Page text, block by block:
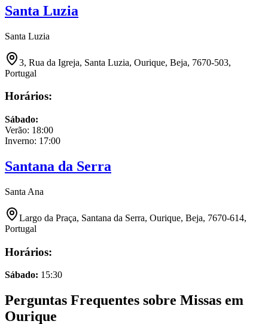
Santa Luzia
Santa Luzia
3, Rua da Igreja, Santa Luzia, Ourique, Beja, 7670-503,
Portugal
Horários:
Sábado:
Verão: 18:00
Inverno: 17:00
Santana da Serra
Santa Ana
Largo da Praça, Santana da Serra, Ourique, Beja, 7670-614,
Portugal
Horários:
Sábado: 15:30
Perguntas Frequentes sobre Missas em
Ourique